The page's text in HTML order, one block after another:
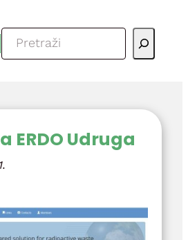
Pretraga
ERDO Udruga